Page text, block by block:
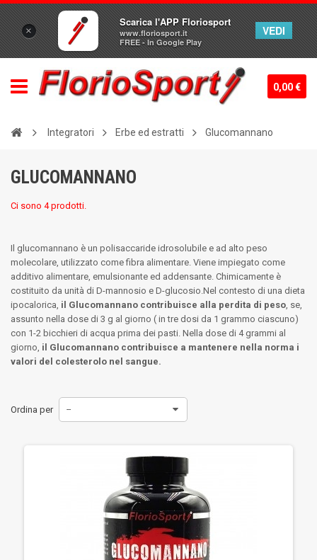
×
Scarica l'APP Floriosport
www.floriosport.it
FREE - In Google Play
VEDI
0,00 €
Integratori Erbe ed estratti Glucomannano
GLUCOMANNANO
Ci sono 4 prodotti.
Il glucomannano è un polisaccaride idrosolubile e ad alto peso
molecolare, utilizzato come fibra alimentare. Viene impiegato come
additivo alimentare, emulsionante ed addensante. Chimicamente è
costituito da unità di D-mannosio e D-glucosio.Nel contesto di una dieta
ipocalorica, il Glucomannano contribuisce alla perdita di peso, se,
assunto nella dose di 3 g al giorno ( in tre dosi da 1 grammo ciascuno)
con 1-2 bicchieri di acqua prima dei pasti. Nella dose di 4 grammi al
giorno, il Glucomannano contribuisce a mantenere nella norma i
valori del colesterolo nel sangue.
Ordina per --